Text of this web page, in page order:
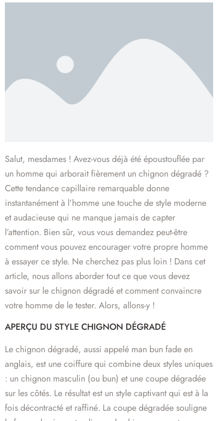
Salut, mesdames ! Avez-vous déjà été époustouflée par
un homme qui arborait fièrement un chignon dégradé ?
Cette tendance capillaire remarquable donne
instantanément à l’homme une touche de style moderne
et audacieuse qui ne manque jamais de capter
l’attention. Bien sûr, vous vous demandez peut-être
comment vous pouvez encourager votre propre homme
à essayer ce style. Ne cherchez pas plus loin ! Dans cet
article, nous allons aborder tout ce que vous devez
savoir sur le chignon dégradé et comment convaincre
votre homme de le tester. Alors, allons-y !
APERÇU DU STYLE CHIGNON DÉGRADÉ
Le chignon dégradé, aussi appelé man bun fade en
anglais, est une coiffure qui combine deux styles uniques
: un chignon masculin (ou bun) et une coupe dégradée
sur les côtés. Le résultat est un style captivant qui est à la
fois décontracté et raffiné. La coupe dégradée souligne